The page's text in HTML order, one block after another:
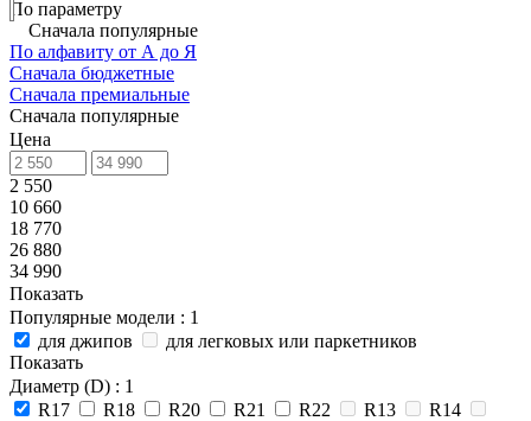
По параметру
Сначала популярные
По алфавиту от А до Я
Сначала бюджетные
Сначала премиальные
Сначала популярные
Цена
2 550
10 660
18 770
26 880
34 990
Показать
Популярные модели : 1
для джипов
для легковых или паркетников
Показать
Диаметр (D) : 1
R17
R18 R20 R21 R22 R13
R14